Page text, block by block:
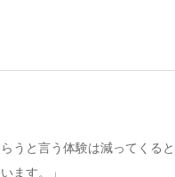
うと言う体験は減ってく
ます。」